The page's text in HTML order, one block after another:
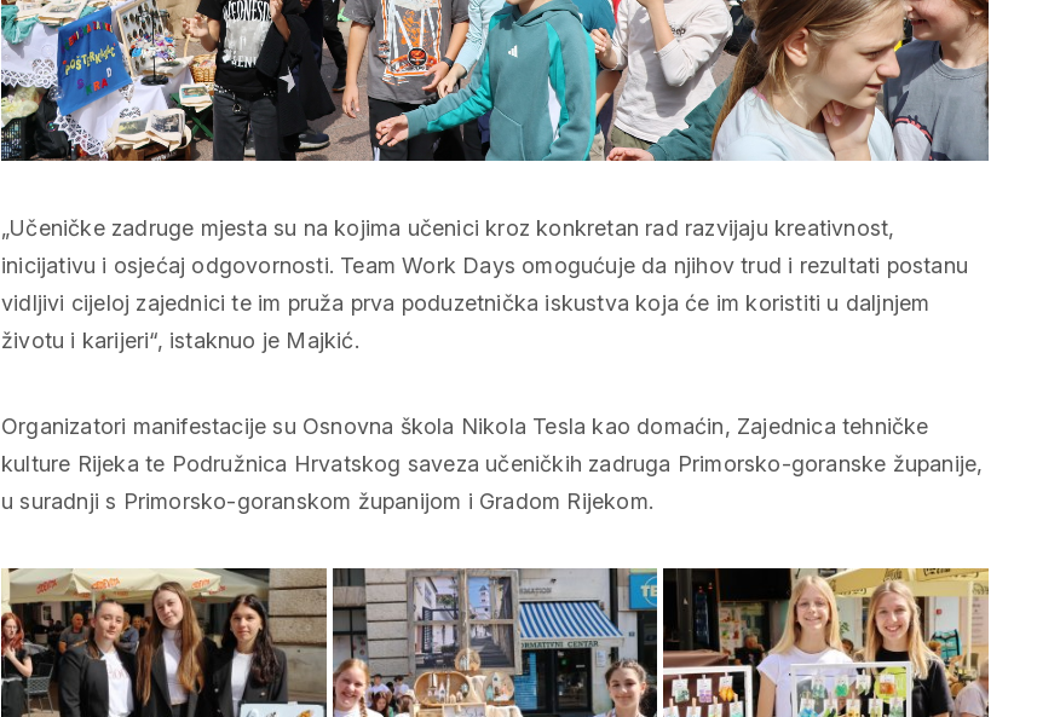
„Učeničke zadruge mjesta su na kojima učenici kroz konkretan rad razvijaju kreativnost,
inicijativu i osjećaj odgovornosti. Team Work Days omogućuje da njihov trud i rezultati postanu
vidljivi cijeloj zajednici te im pruža prva poduzetnička iskustva koja će im koristiti u daljnjem
životu i karijeri“, istaknuo je Majkić.
Organizatori manifestacije su Osnovna škola Nikola Tesla kao domaćin, Zajednica tehničke
kulture Rijeka te Podružnica Hrvatskog saveza učeničkih zadruga Primorsko-goranske županije,
u suradnji s Primorsko-goranskom županijom i Gradom Rijekom.